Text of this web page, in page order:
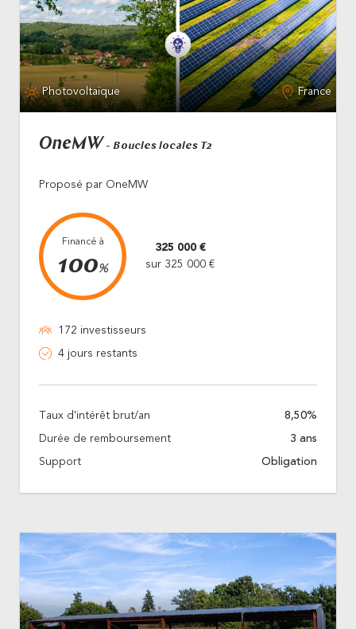
Photovoltaïque France
OneMW - Boucles locales T2
Proposé par OneMW
Financé à
100%
325 000 €
sur 325 000 €
172 investisseurs
4 jours restants
Taux d'intérêt brut/an 8,50%
Durée de remboursement 3 ans
Support Obligation